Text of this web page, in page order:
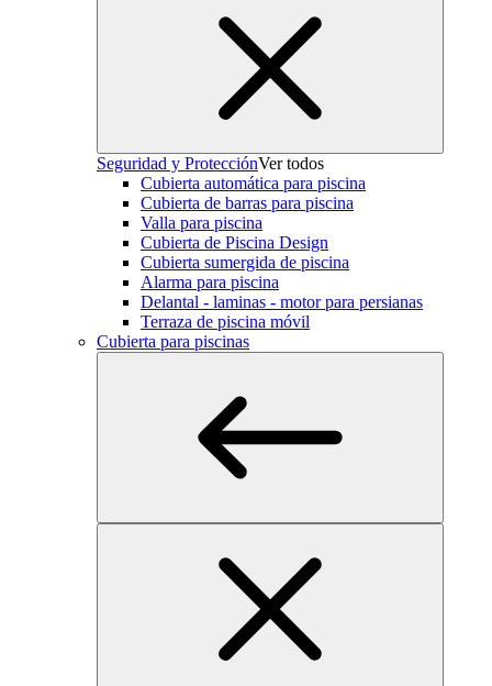
Seguridad y ProtecciónVer todos
Cubierta automática para piscina
Cubierta de barras para piscina
Valla para piscina
Cubierta de Piscina Design
Cubierta sumergida de piscina
Alarma para piscina
Delantal - laminas - motor para persianas
Terraza de piscina móvil
Cubierta para piscinas